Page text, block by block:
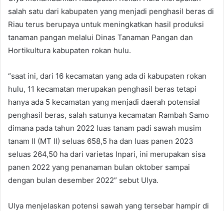
salah satu dari kabupaten yang menjadi penghasil beras di
Riau terus berupaya untuk meningkatkan hasil produksi
tanaman pangan melalui Dinas Tanaman Pangan dan
Hortikultura kabupaten rokan hulu.
“saat ini, dari 16 kecamatan yang ada di kabupaten rokan
hulu, 11 kecamatan merupakan penghasil beras tetapi
hanya ada 5 kecamatan yang menjadi daerah potensial
penghasil beras, salah satunya kecamatan Rambah Samo
dimana pada tahun 2022 luas tanam padi sawah musim
tanam II (MT II) seluas 658,5 ha dan luas panen 2023
seluas 264,50 ha dari varietas Inpari, ini merupakan sisa
panen 2022 yang penanaman bulan oktober sampai
dengan bulan desember 2022” sebut Ulya.
Ulya menjelaskan potensi sawah yang tersebar hampir di